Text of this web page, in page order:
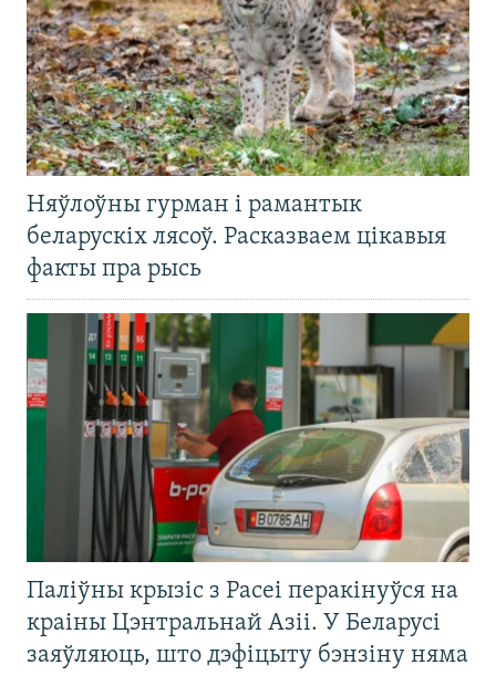
Няўлоўны гурман і рамантык
беларускіх лясоў. Расказваем цікавыя
факты пра рысь
Паліўны крызіс з Расеі перакінуўся на
краіны Цэнтральнай Азіі. У Беларусі
заяўляюць, што дэфіцыту бэнзіну няма